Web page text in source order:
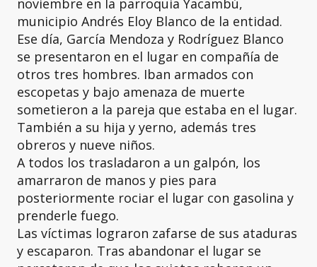
noviembre en la parroquia Yacambú,
municipio Andrés Eloy Blanco de la entidad.
Ese día, García Mendoza y Rodríguez Blanco
se presentaron en el lugar en compañía de
otros tres hombres. Iban armados con
escopetas y bajo amenaza de muerte
sometieron a la pareja que estaba en el lugar.
También a su hija y yerno, además tres
obreros y nueve niños.
A todos los trasladaron a un galpón, los
amarraron de manos y pies para
posteriormente rociar el lugar con gasolina y
prenderle fuego.
Las víctimas lograron zafarse de sus ataduras
y escaparon. Tras abandonar el lugar se